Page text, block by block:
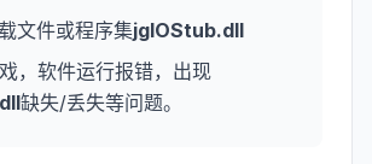
文件或程序集jgIOStub.dll
，软件运行报错，出现
缺失/丢失等问题。